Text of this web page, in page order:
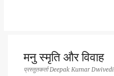
मनु स्मृति और विवाह
प्रस्तुतकर्ताDeepak Kumar Dwivedi